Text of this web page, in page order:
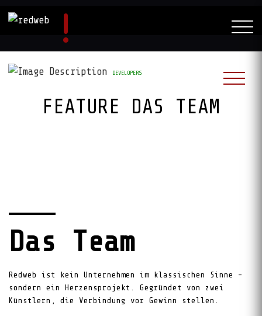
DEVELOPERS
FEATURE DAS TEAM
Das Team
Redweb ist kein Unternehmen im klassischen Sinne –
sondern ein Herzensprojekt. Gegründet von zwei
Künstlern, die Verbindung vor Gewinn stellen.